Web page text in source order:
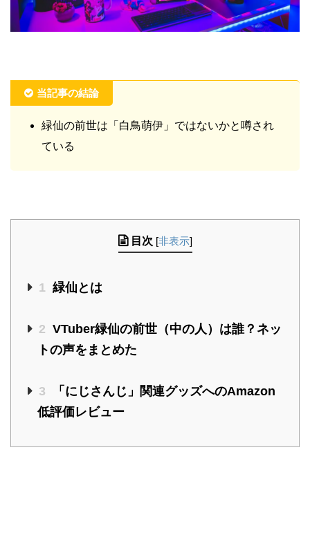
当記事の結論
緑仙の前世は「白鳥萌伊」ではないかと噂され
ている
目次 [非表示]
1 緑仙とは
2 VTuber緑仙の前世（中の人）は誰？ネッ
トの声をまとめた
3
「にじさんじ」関連グッズへのAmazon
低評価レビュー